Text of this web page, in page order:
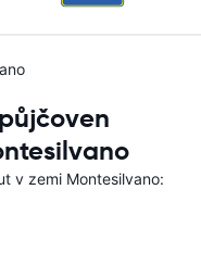
v zemi Montesilvano: